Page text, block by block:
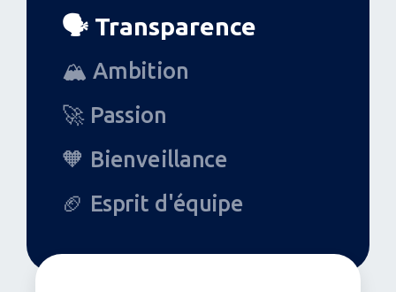
🗣 Transparence
🏔 Ambition
🚀 Passion
🧡 Bienveillance
🏈 Esprit d'équipe